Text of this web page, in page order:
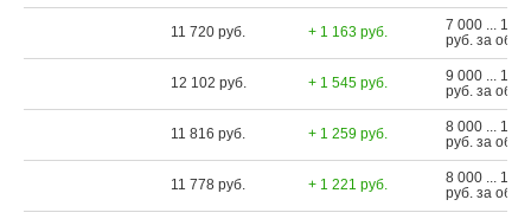
11 720 руб. + 1 163 руб.
7 000 ... 16
руб. за
12 102 руб. + 1 545 руб.
9 000 ... 16
руб. за
11 816 руб. + 1 259 руб.
8 000 ... 15
руб. за
11 778 руб. + 1 221 руб.
8 000 ... 15
руб. за